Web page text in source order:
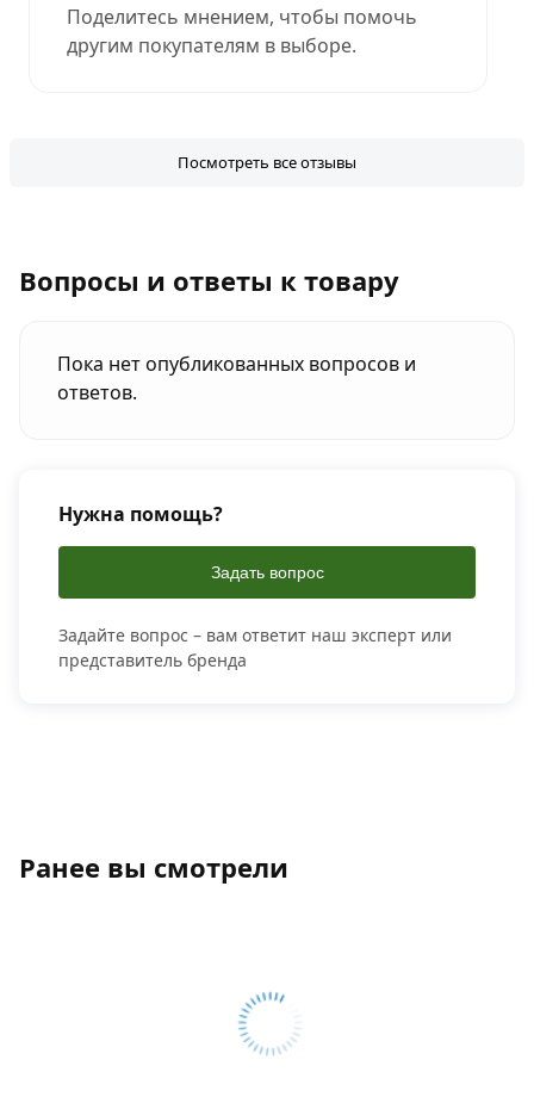
Поделитесь мнением, чтобы помочь
другим покупателям в выборе.
Посмотреть все отзывы
Вопросы и ответы к товару
Пока нет опубликованных вопросов и
ответов.
Нужна помощь?
Задать вопрос
Задайте вопрос – вам ответит наш эксперт или
представитель бренда
Ранее вы смотрели